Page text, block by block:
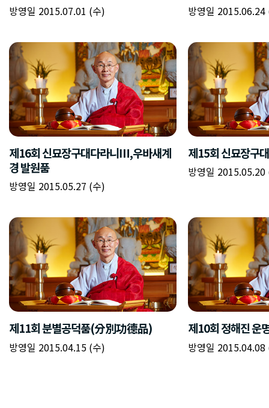
방영일 2015.07.01 (수) 방영일 2015.06.24
제16회 신묘장구대다라니Ⅲ,우바새계
경 발원품
방영일 2015.05.27 (수)
제15회 신묘장구
방영일 2015.05.20
제11회 분별공덕품(分別功德品)
방영일 2015.04.15 (수)
제10회 정해진 운
방영일 2015.04.08